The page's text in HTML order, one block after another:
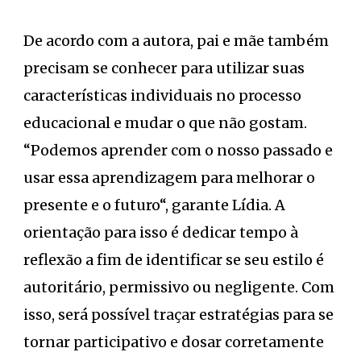
De acordo com a autora, pai e mãe também
precisam se conhecer para utilizar suas
características individuais no processo
educacional e mudar o que não gostam.
“Podemos aprender com o nosso passado e
usar essa aprendizagem para melhorar o
presente e o futuro“, garante Lídia. A
orientação para isso é dedicar tempo à
reflexão a fim de identificar se seu estilo é
autoritário, permissivo ou negligente. Com
isso, será possível traçar estratégias para se
tornar participativo e dosar corretamente